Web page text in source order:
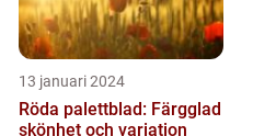
13 januari 2024
Röda palettblad: Färgglad
skönhet och variation